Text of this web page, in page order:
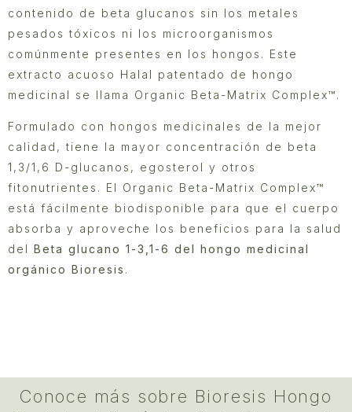
contenido de beta glucanos sin los metales
pesados tóxicos ni los microorganismos
comúnmente presentes en los hongos. Este
extracto acuoso Halal patentado de hongo
medicinal se llama Organic Beta-Matrix Complex™.
Formulado con hongos medicinales de la mejor
calidad, tiene la mayor concentración de beta
1,3/1,6 D-glucanos, egosterol y otros
fitonutrientes. El Organic Beta-Matrix Complex™
está fácilmente biodisponible para que el cuerpo
absorba y aproveche los beneficios para la salud
del Beta glucano 1-3,1-6 del hongo medicinal
orgánico Bioresis .
Conoce más sobre Bioresis Hongo